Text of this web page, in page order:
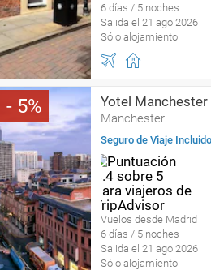
6 días / 5 noches
Salida el 21 ago 2026
Sólo alojamiento
5 Yotel
Manchester
Seguro de Viaje Incluido
Vuelos desde Madrid
6 días / 5 noches
Salida el 21 ago 2026
Sólo alojamiento